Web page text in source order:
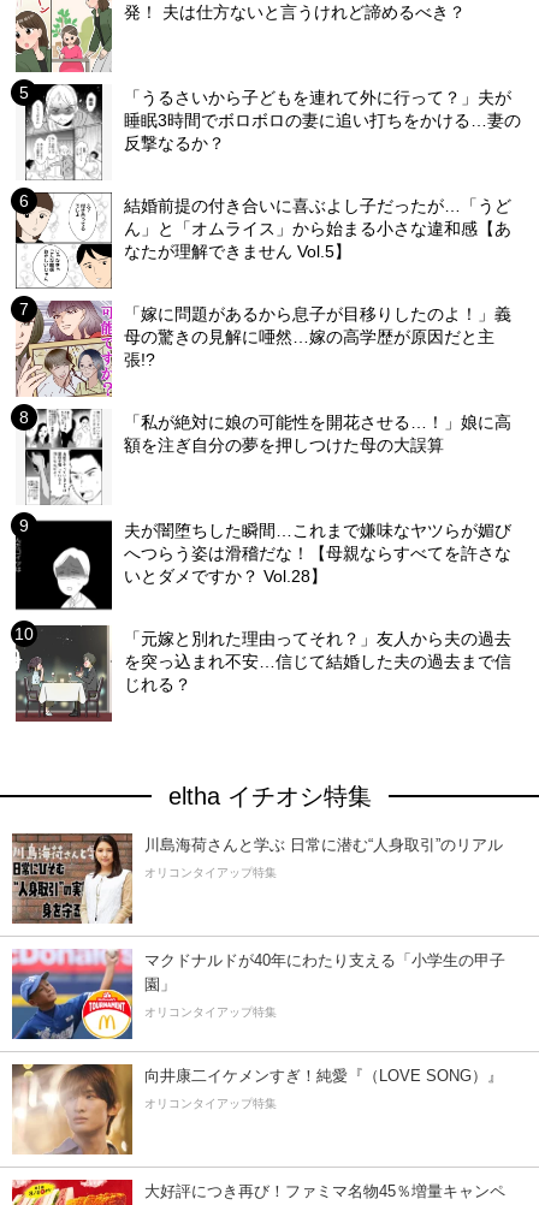
発！ 夫は仕方ないと言うけれど諦めるべき？
「うるさいから子どもを連れて外に行って？」夫が
睡眠3時間でボロボロの妻に追い打ちをかける…妻の
反撃なるか？
結婚前提の付き合いに喜ぶよし子だったが…「うど
ん」と「オムライス」から始まる小さな違和感【あ
なたが理解できません Vol.5】
「嫁に問題があるから息子が目移りしたのよ！」義
母の驚きの見解に唖然…嫁の高学歴が原因だと主
張!?
「私が絶対に娘の可能性を開花させる…！」娘に高
額を注ぎ自分の夢を押しつけた母の大誤算
夫が闇堕ちした瞬間…これまで嫌味なヤツらが媚び
へつらう姿は滑稽だな！【母親ならすべてを許さな
いとダメですか？ Vol.28】
「元嫁と別れた理由ってそれ？」友人から夫の過去
を突っ込まれ不安…信じて結婚した夫の過去まで信
じれる？
eltha イチオシ特集
川島海荷さんと学ぶ 日常に潜む“人身取引”のリアル
オリコンタイアップ特集
マクドナルドが40年にわたり支える「小学生の甲子
園」
オリコンタイアップ特集
向井康二イケメンすぎ！純愛『（LOVE SONG）』
オリコンタイアップ特集
大好評につき再び！ファミマ名物45％増量キャンペ